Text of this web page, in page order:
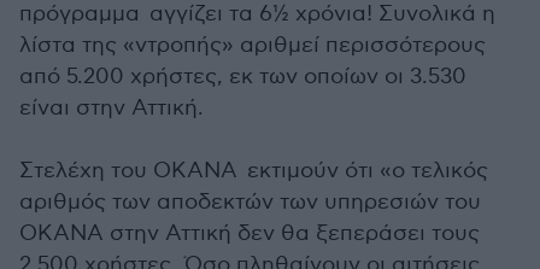
πρόγραμμα αγγίζει τα 6½ χρόνια! Συνολικά η
λίστα της «ντροπής» αριθμεί περισσότερους
από 5.200 χρήστες, εκ των οποίων οι 3.530
είναι στην Αττική.
Στελέχη του ΟΚΑΝΑ εκτιμούν ότι «ο τελικός
αριθμός των αποδεκτών των υπηρεσιών του
ΟΚΑΝΑ στην Αττική δεν θα ξεπεράσει τους